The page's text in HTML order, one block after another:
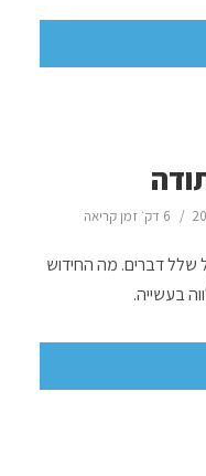
6 דק׳ זמן קריאה
שלל דברים. מה החידוש
בעשייה.